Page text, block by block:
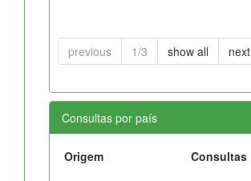
previous 1/3 show all next
Consultas por país
Origem Consultas